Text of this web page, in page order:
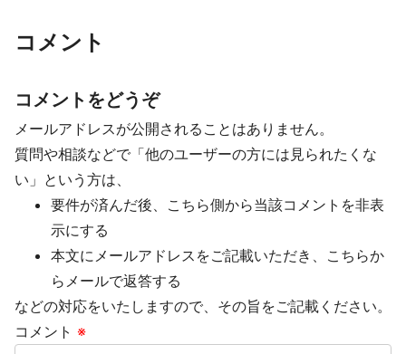
コメント
コメントをどうぞ
メールアドレスが公開されることはありません。
質問や相談などで「他のユーザーの方には見られたくな
い」という方は、
要件が済んだ後、こちら側から当該コメントを非表
示にする
本文にメールアドレスをご記載いただき、こちらか
らメールで返答する
などの対応をいたしますので、その旨をご記載ください。
コメント ※